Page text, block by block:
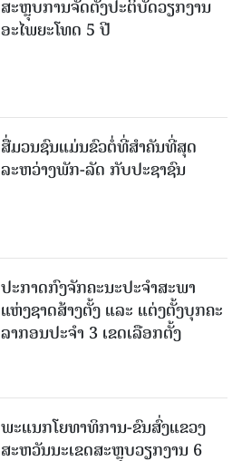
ສະຫຼຸບການຈັດຕັ້ງປະຕິບັດວຽກງານ
ອະໄພຍະໂທດ 5 ປີ
ສື່ມວນຊົນແມ່ນຂົວຕໍ່ທີ່ສໍາຄັນທີ່ສຸດ
ລະຫວ່າງພັກ-ລັດ ກັບປະຊາຊົນ
ປະກາດກົງຈັກຄະນະປະຈໍາສະພາ
ແຫ່ງຊາດສ້າງຕັ້ງ ແລະ ແຕ່ງຕັ້ງບຸກຄະ
ລາກອນປະຈໍາ 3 ເຂດເລືອກຕັ້ງ
ພະແນກໂຍທາທິການ-ຂົນສົ່ງແຂວງ
ສະຫວັນນະເຂດສະຫຼຸບວຽກງານ 6